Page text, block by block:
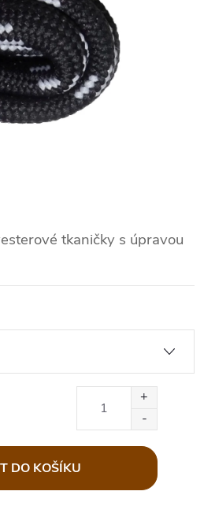
tkaničky s úpravou
DO KOŠÍKU